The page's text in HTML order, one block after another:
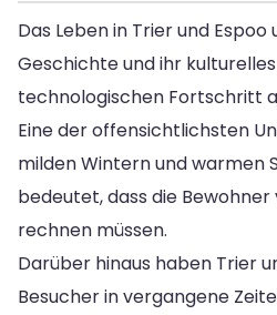
Das Leben in Trier und
Geschichte und ihr
technologischen Fortschritt
Eine der offensichtlichsten
milden Wintern und warmen
bedeutet, dass die
rechnen müssen.
Darüber hinaus haben Trier
Besucher in vergangene